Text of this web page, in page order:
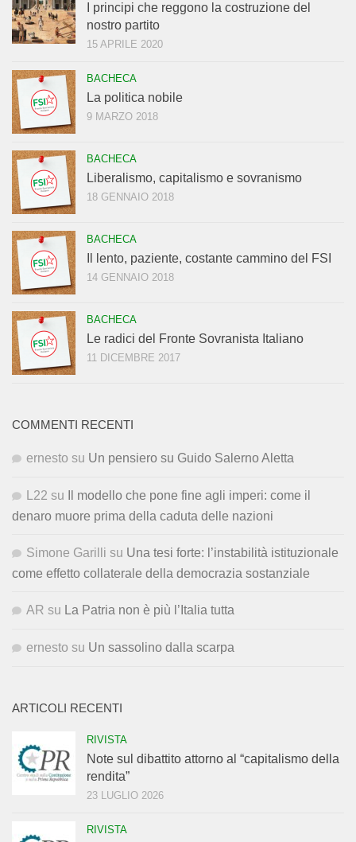
I principi che reggono la costruzione del
nostro partito
15 APRILE 2020
BACHECA
La politica nobile
9 MARZO 2018
BACHECA
Liberalismo, capitalismo e sovranismo
18 GENNAIO 2018
BACHECA
Il lento, paziente, costante cammino del FSI
14 GENNAIO 2018
BACHECA
Le radici del Fronte Sovranista Italiano
11 DICEMBRE 2017
COMMENTI RECENTI
ernesto su Un pensiero su Guido Salerno Aletta
L22 su
Il modello che pone fine agli imperi: come il
denaro muore prima della caduta delle nazioni
Simone Garilli su Una tesi forte: l’instabilità istituzionale
come effetto collaterale della democrazia sostanziale
AR su La Patria non è più l’Italia tutta
ernesto su Un sassolino dalla scarpa
ARTICOLI RECENTI
RIVISTA
Note sul dibattito attorno al “capitalismo della
rendita”
23 LUGLIO 2026
RIVISTA